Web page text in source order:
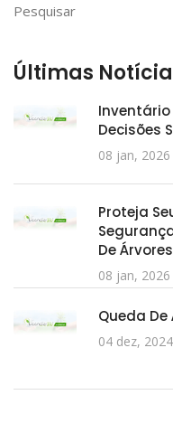
Pesquisar
Últimas
Inventário
Decisões
08 jan, 2026
Proteja
De Árvores
08 jan, 2026
Queda De
04 dez, 2024